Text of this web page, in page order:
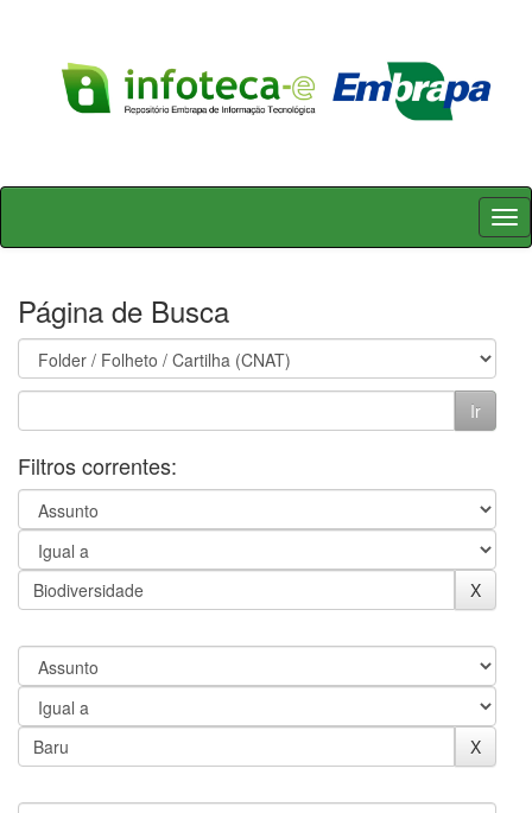
Skip
Página de Busca
Filtros correntes: